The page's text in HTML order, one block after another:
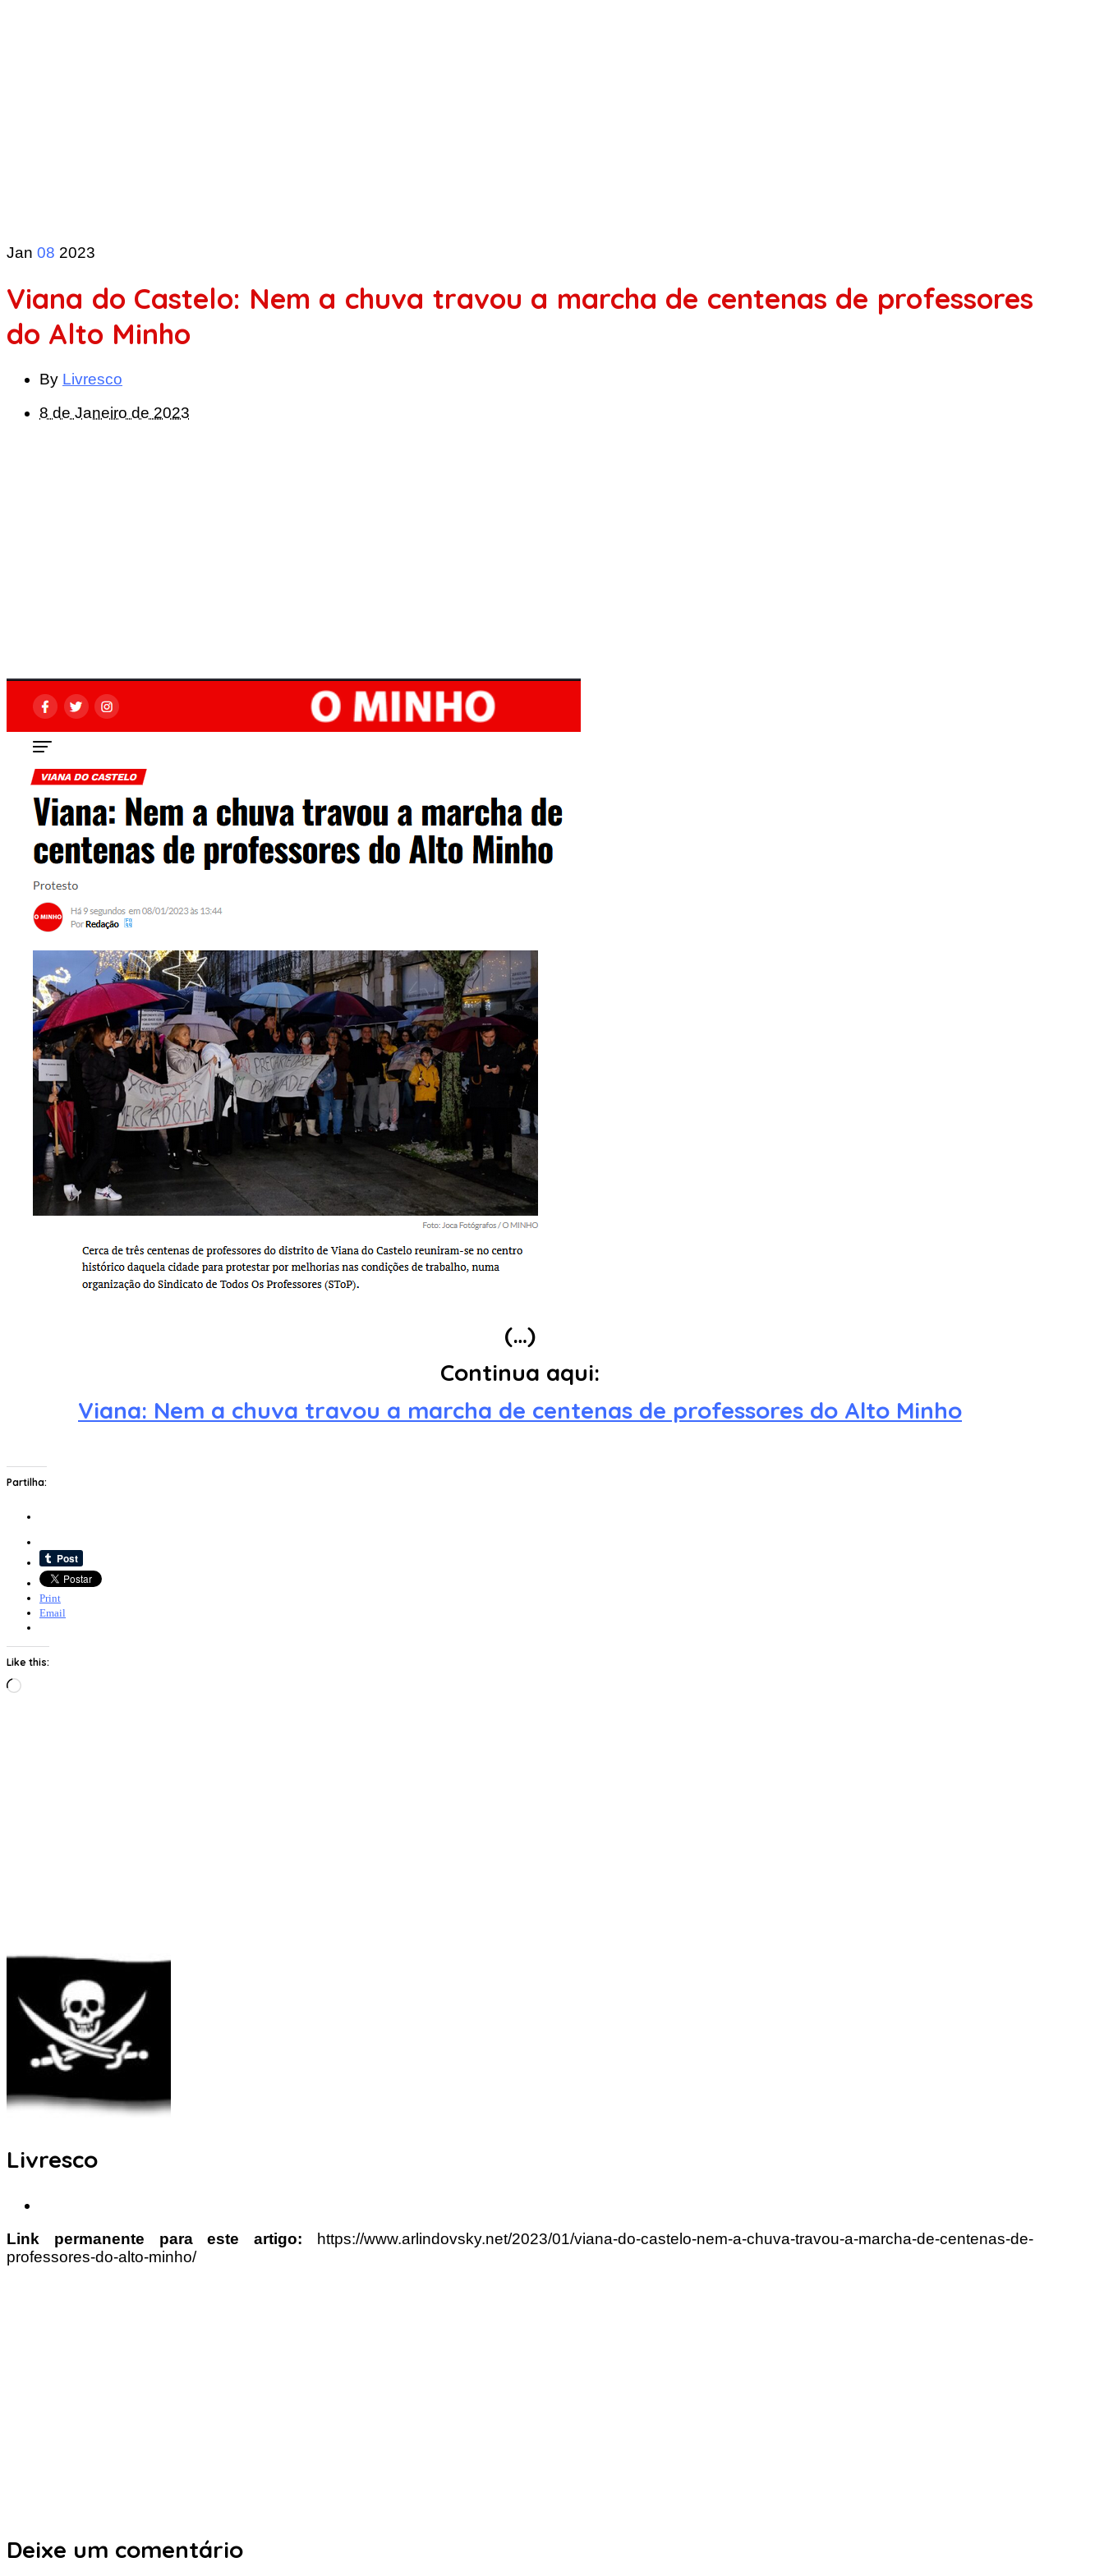
Jan 08 2023
Viana do Castelo: Nem a chuva travou a marcha de centenas de professores
do Alto Minho
By Livresco
8 de Janeiro de 2023
(…)
Continua aqui:
Viana: Nem a chuva travou a marcha de centenas de professores do Alto Minho
Partilha:
Print
Email
Like this:
Loading…
Livresco
Link permanente para este artigo:
https://www.arlindovsky.net/2023/01/viana-do-castelo-nem-a-chuva-travou-a-marcha-de-centenas-de-
professores-do-alto-minho/
Deixe um comentário